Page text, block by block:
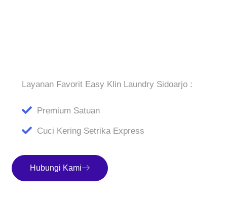
Layanan Favorit Easy Klin Laundry Sidoarjo :
Premium Satuan
Cuci Kering Setrika Express
Hubungi Kami